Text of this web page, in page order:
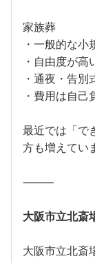
家族葬
・一般的な小
・自由度が高
・通夜・告別
・費用は自己
最近では「で
方も増えてい
⸻
大阪市立北斎
大阪市立北斎